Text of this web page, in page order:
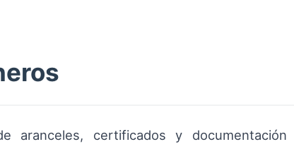
aranceles, certificados y